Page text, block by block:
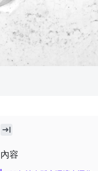
內容